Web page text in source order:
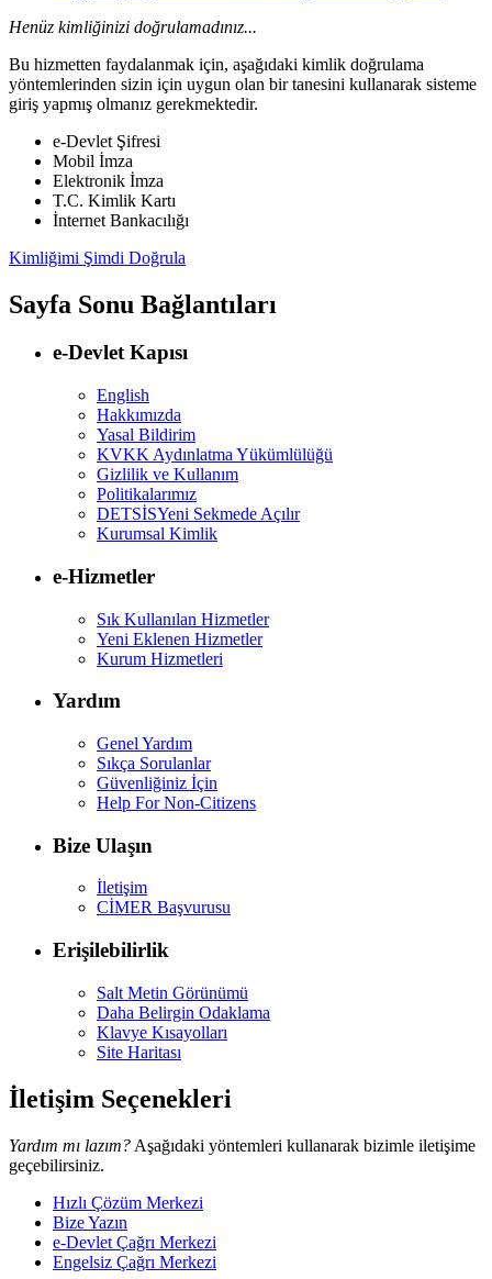
Henüz kimliğinizi doğrulamadınız...
Bu hizmetten faydalanmak için, aşağıdaki kimlik doğrulama
yöntemlerinden sizin için uygun olan bir tanesini kullanarak sisteme
giriş yapmış olmanız gerekmektedir.
e-Devlet Şifresi
Mobil İmza
Elektronik İmza
T.C. Kimlik Kartı
İnternet Bankacılığı
Kimliğimi Şimdi Doğrula
Sayfa Sonu Bağlantıları
e-Devlet Kapısı
English
Hakkımızda
Yasal Bildirim
KVKK Aydınlatma Yükümlülüğü
Gizlilik ve Kullanım
Politikalarımız
DETSİSYeni Sekmede Açılır
Kurumsal Kimlik
e-Hizmetler
Sık Kullanılan Hizmetler
Yeni Eklenen Hizmetler
Kurum Hizmetleri
Yardım
Genel Yardım
Sıkça Sorulanlar
Güvenliğiniz İçin
Help For Non-Citizens
Bize Ulaşın
İletişim
CİMER Başvurusu
Erişilebilirlik
Salt Metin Görünümü
Daha Belirgin Odaklama
Klavye Kısayolları
Site Haritası
İletişim Seçenekleri
Yardım mı lazım? Aşağıdaki yöntemleri kullanarak bizimle iletişime
geçebilirsiniz.
Hızlı Çözüm Merkezi
Bize Yazın
e-Devlet Çağrı Merkezi
Engelsiz Çağrı Merkezi